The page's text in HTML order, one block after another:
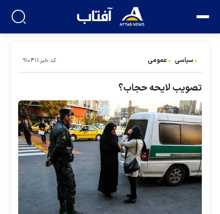
سیاسی عمومی کد خبر:۹۱۰۴۱۱
تصویب لایحه حجاب؟